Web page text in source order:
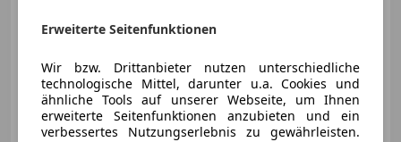
€ 19 900 1
Erweiterte Seitenfunktionen
Wir bzw. Drittanbieter nutzen unterschiedliche
technologische Mittel, darunter u.a. Cookies und
ähnliche Tools auf unserer Webseite, um Ihnen
erweiterte Seitenfunktionen anzubieten und ein
verbessertes Nutzungserlebnis zu gewährleisten.